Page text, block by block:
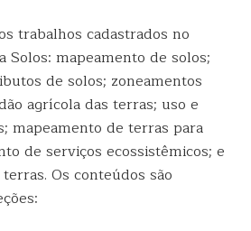
trabalhos cadastrados no
Solos: mapeamento de solos;
de solos; zoneamentos
agrícola das terras; uso e
mapeamento de terras para
de serviços ecossistêmicos; e
Os conteúdos são